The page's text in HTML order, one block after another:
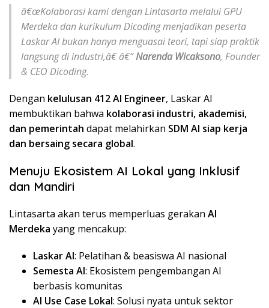
â€œKolaborasi kami dengan Lintasarta melalui GPU
Merdeka dan kurikulum Dicoding menjadikan peserta
Laskar AI bukan hanya menguasai teori, tapi siap praktik
langsung di industri,â€ â€“Narenda Wicaksono, Founder
& CEO Dicoding.
Dengan kelulusan 412 AI Engineer, Laskar AI
membuktikan bahwa kolaborasi industri, akademisi,
dan pemerintah dapat melahirkan SDM AI siap kerja
dan bersaing secara global.
Menuju Ekosistem AI Lokal yang Inklusif
dan Mandiri
Lintasarta akan terus memperluas gerakan AI
Merdeka yang mencakup:
Laskar AI: Pelatihan & beasiswa AI nasional
Semesta AI: Ekosistem pengembangan AI
berbasis komunitas
AI Use Case Lokal: Solusi nyata untuk sektor